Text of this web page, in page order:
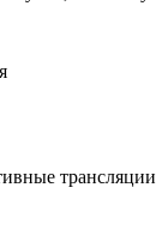
трансляции